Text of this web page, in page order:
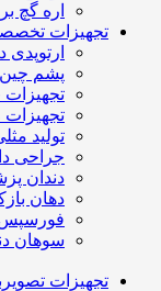
اره گچ
تجهیزات
ارتوپدی
پشم
تجهیزات
تولید
جراحی
دندان
دهان
سوهان
تجهیزات